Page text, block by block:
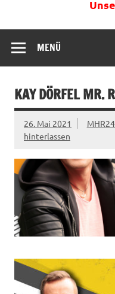
MENÜ
KAY DÖRFEL MR.
26. Mai 2021
hinterlassen